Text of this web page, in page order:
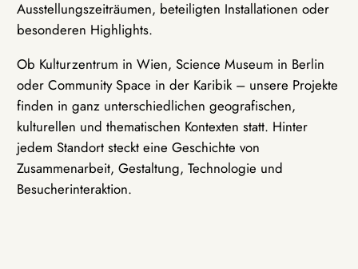
Ausstellungszeiträumen, beteiligten Installationen oder
besonderen Highlights.
Ob Kulturzentrum in Wien, Science Museum in Berlin
oder Community Space in der Karibik – unsere Projekte
finden in ganz unterschiedlichen geografischen,
kulturellen und thematischen Kontexten statt. Hinter
jedem Standort steckt eine Geschichte von
Zusammenarbeit, Gestaltung, Technologie und
Besucherinteraktion.